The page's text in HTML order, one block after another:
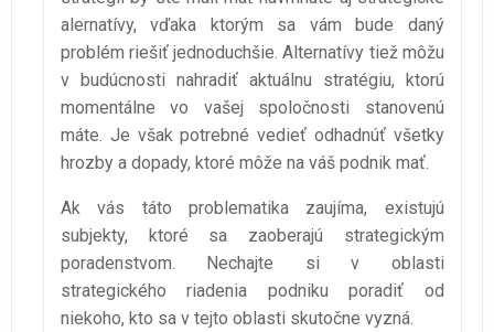
alernatívy, vďaka ktorým sa vám bude daný
problém riešiť jednoduchšie. Alternatívy tiež môžu
v budúcnosti nahradiť aktuálnu stratégiu, ktorú
momentálne vo vašej spoločnosti stanovenú
máte. Je však potrebné vedieť odhadnúť všetky
hrozby a dopady, ktoré môže na váš podnik mať.
Ak vás táto problematika zaujíma, existujú
subjekty, ktoré sa zaoberajú strategickým
poradenstvom. Nechajte si v oblasti
strategického riadenia podniku poradiť od
niekoho, kto sa v tejto oblasti skutočne vyzná.